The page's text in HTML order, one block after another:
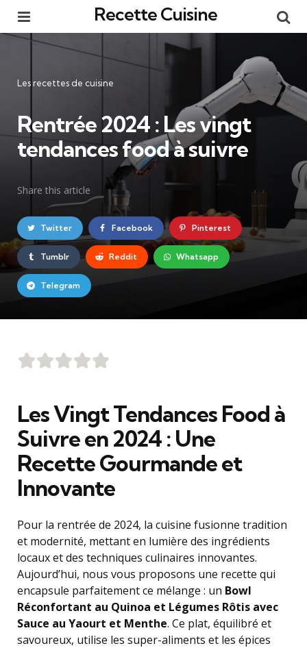
Recette Cuisine
Catégories
Les recettes de cuisine
Rentrée 2024 : Les vingt
tendances food à suivre
Share this article
Twitter Facebook Pinterest
Tumblr Reddit Whatsapp
Telegram
Les Vingt Tendances Food à
Suivre en 2024 : Une
Recette Gourmande et
Innovante
Pour la rentrée de 2024, la cuisine fusionne tradition
et modernité, mettant en lumière des ingrédients
locaux et des techniques culinaires innovantes.
Aujourd’hui, nous vous proposons une recette qui
encapsule parfaitement ce mélange : un Bowl
Réconfortant au Quinoa et Légumes Rôtis avec
Sauce au Yaourt et Menthe. Ce plat, équilibré et
savoureux, utilise les super-aliments et les épices